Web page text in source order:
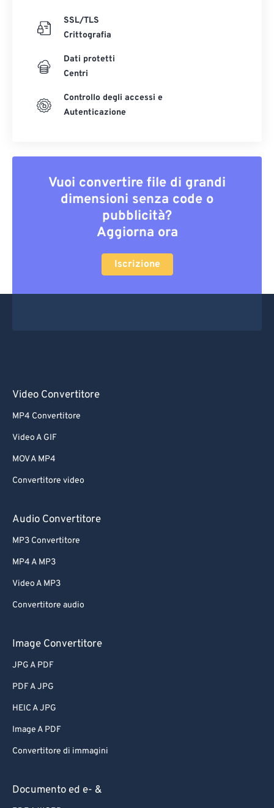
SSL/TLS
Crittografia
Dati protetti
Centri
Controllo degli accessi e
Autenticazione
Vuoi convertire file di grandi
dimensioni senza code o
pubblicità?
Aggiorna ora
Iscrizione
Video Convertitore
MP4 Convertitore
Video A GIF
MOV A MP4
Convertitore video
Audio Convertitore
MP3 Convertitore
MP4 A MP3
Video A MP3
Convertitore audio
Image Convertitore
JPG A PDF
PDF A JPG
HEIC A JPG
Image A PDF
Convertitore di immagini
Documento ed e- &